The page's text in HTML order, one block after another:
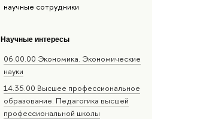
научные сотрудники
Научные интересы
06.00.00 Экономика. Экономические
науки
14.35.00 Высшее профессиональное
образование. Педагогика высшей
профессиональной школы